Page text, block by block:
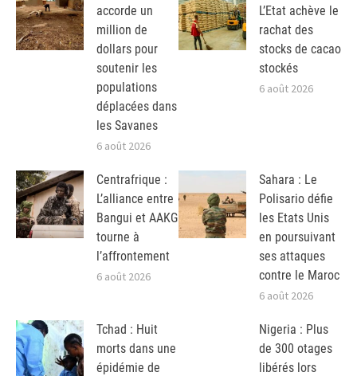
accorde un
million de
dollars pour
soutenir les
populations
déplacées dans
les Savanes
6 août 2026
L’Etat achève le
rachat des
stocks de cacao
stockés
6 août 2026
Centrafrique :
L’alliance entre
Bangui et AAKG
tourne à
l’affrontement
6 août 2026
Sahara : Le
Polisario défie
les Etats Unis
en poursuivant
ses attaques
contre le Maroc
6 août 2026
Tchad : Huit
morts dans une
épidémie de
Nigeria : Plus
de 300 otages
libérés lors